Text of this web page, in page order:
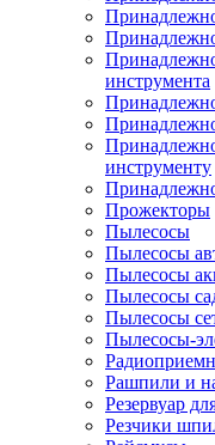
инструмента
инструменту
Прожекторы
Пылесосы
Пылесосы
Пылесосы
Пылесосы
Пылесосы
Пылесосы-
Рашпили и
Резервуар
Резчики